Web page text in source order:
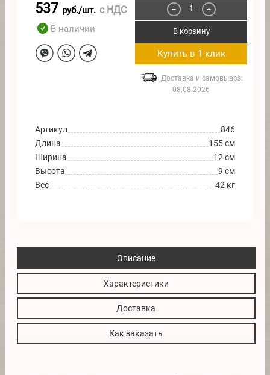
537 руб./шт. с НДС
В наличии
− +
В корзину
Купить в 1 клик
Доставка и самовывоз:
08.08.2026
Артикул
846
Длина
155 см
Ширина
12 см
Высота
9 см
Вес
42 кг
Описание
Характеристики
Доставка
Как заказать